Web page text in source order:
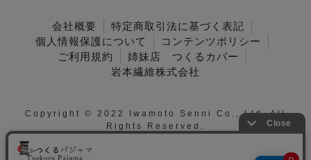
会社概要
特定商取引法に基づく表記
個人情報保護について
コンテンツポリシー
ご利用規約
姉妹店 つくるカバー
岩本繊維株式会社
Copyright © 2022 Iwamoto Senni Co., Ltd. All
Rights Reserved.